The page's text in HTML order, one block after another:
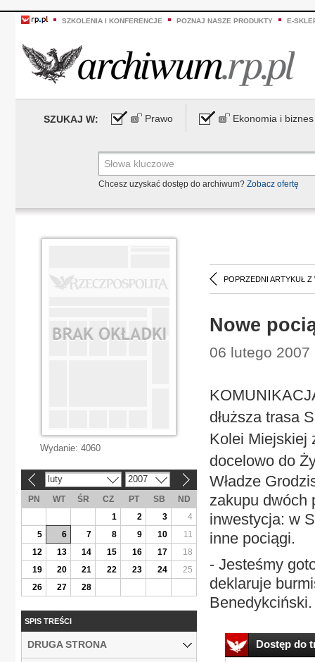
SZKOLENIA I KONFERENCJE POZNAJ NASZE PRODUKTY E-
SZUKAJ W: Prawo Ekonomia i biznes
Chcesz uzyskać dostęp do archiwum? Zobacz ofertę
POPRZEDNI ARTYKUŁ Z
Nowe
06 lutego 2007
dłuższa trasa
Kolei Miejskiej
docelowo do
Władze
zakupu dwóch
inwestycja: w
inne pociągi.
- Jesteśmy
deklaruje
Dostęp do
Wydanie: 4060
luty 2007
PN WT ŚR CZ PT SB
ND
1
2 3
4
5
6 7 8 9 10
11
12
13 14 15 16 17
18
19
20 21 22 23 24
25
26
27 28
SPIS TREŚCI
DRUGA STRONA